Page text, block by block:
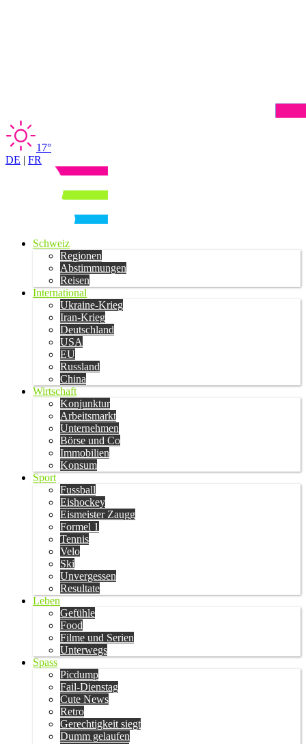
17°
DE | FR
Schweiz
Regionen
Abstimmungen
Reisen
International
Ukraine-Krieg
Iran-Krieg
Deutschland
USA
EU
Russland
China
Wirtschaft
Konjunktur
Arbeitsmarkt
Unternehmen
Börse und Co
Immobilien
Konsum
Sport
Fussball
Eishockey
Eismeister Zaugg
Formel 1
Tennis
Velo
Ski
Unvergessen
Resultate
Leben
Gefühle
Food
Filme und Serien
Unterwegs
Spass
Picdump
Fail-Dienstag
Cute News
Retro
Gerechtigkeit siegt
Dumm gelaufen